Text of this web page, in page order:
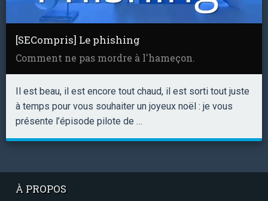
[SECompris] Le phishing
Comment ne pas mordre à l'hameçon.
Il est beau, il est encore tout chaud, il est sorti tout juste
à temps pour vous souhaiter un joyeux noël : je vous
présente l’épisode pilote de …
À PROPOS